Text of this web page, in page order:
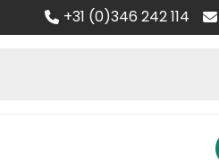
+31 (0)346 242 114